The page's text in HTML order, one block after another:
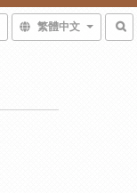
繁體中文